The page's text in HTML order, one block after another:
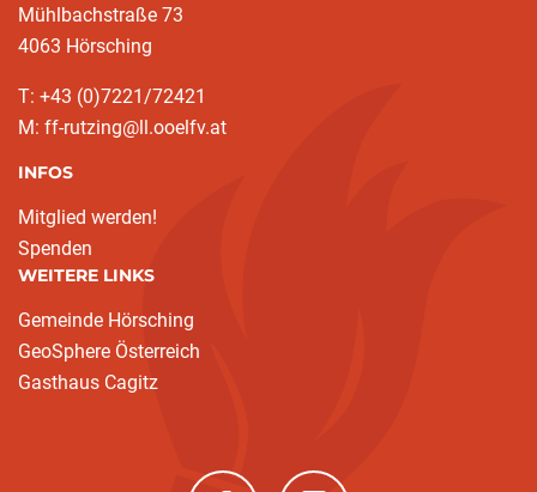
Mühlbachstraße 73
4063 Hörsching
T: +43 (0)7221/72421
M: ff-rutzing@ll.ooelfv.at
INFOS
Mitglied werden!
Spenden
WEITERE LINKS
Gemeinde Hörsching
GeoSphere Österreich
Gasthaus Cagitz